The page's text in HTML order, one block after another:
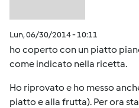
Lun, 06/30/2014 - 10:11
ho coperto con un piatto
come indicato nella ricetta.
Ho riprovato e ho messo
piatto e alla frutta). Per ora